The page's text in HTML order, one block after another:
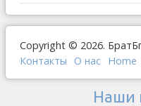
Copyright © 2026.
Контакты
О наc Home
Наши